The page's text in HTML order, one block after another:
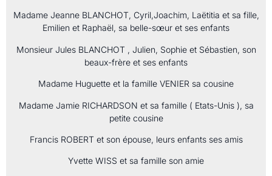
Madame Jeanne BLANCHOT, Cyril,Joachim, Laëtitia et sa fille,
Emilien et Raphaël, sa belle-sœur et ses enfants
Monsieur Jules BLANCHOT , Julien, Sophie et Sébastien, son
beaux-frère et ses enfants
Madame Huguette et la famille VENIER sa cousine
Madame Jamie RICHARDSON et sa famille ( Etats-Unis ), sa
petite cousine
Francis ROBERT et son épouse, leurs enfants ses amis
Yvette WISS et sa famille son amie